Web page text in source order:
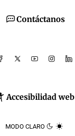
Contáctanos
Accesibilidad web
MODO CLARO